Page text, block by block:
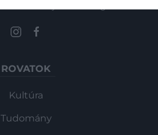
ROVATOK
Kultúra
Tudomány